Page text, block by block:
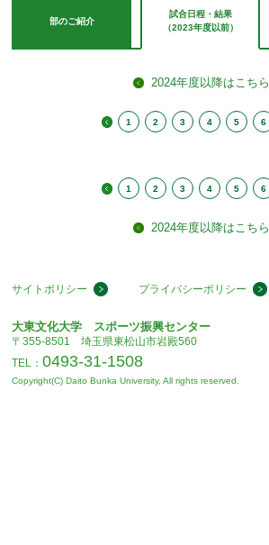
部のご紹介
試合日程・結果
（2023年度以前）
2024年度以降はこちら
1 2 3 4 5 6
1 2 3 4 5 6
2024年度以降はこちら
サイトポリシー プライバシーポリシー
大東文化大学 スポーツ振興センター
〒355-8501 埼玉県東松山市岩殿560
TEL：0493-31-1508
Copyright(C) Daito Bunka University, All rights reserved.